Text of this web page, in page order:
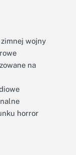
wojny
na
horror